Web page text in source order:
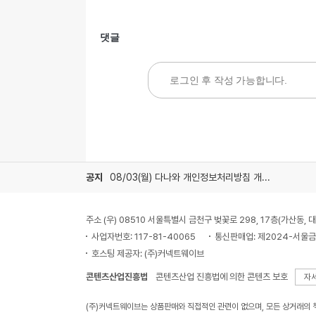
댓글
공지 08/03(월) 다나와 개인정보처리방침 개정 안내
주소 (우) 08510 서울특별시 금천구 벚꽃로 298, 17층(가산동,
사업자번호: 117-81-40065
통신판매업: 제2024-서울
호스팅 제공자: (주)커넥트웨이브
콘텐츠산업진흥법 콘텐츠산업 진흥법에 의한 콘텐츠 보호 자
(주)커넥트웨이브는 상품판매와 직접적인 관련이 없으며, 모든 상거래의